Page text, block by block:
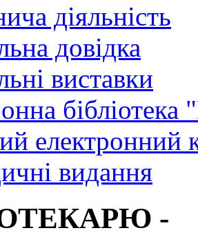
діяльність
довідка
виставки
електронний
видання
-